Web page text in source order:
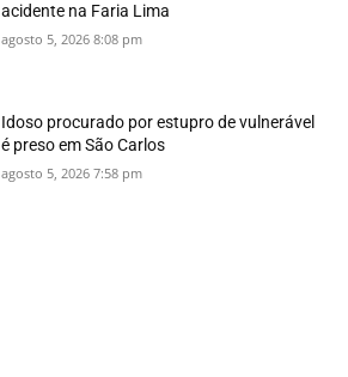
acidente na Faria Lima
agosto 5, 2026 8:08 pm
Idoso procurado por estupro de vulnerável
é preso em São Carlos
agosto 5, 2026 7:58 pm